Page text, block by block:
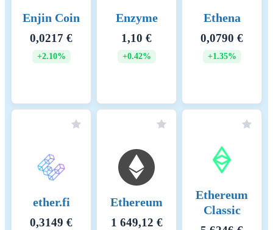
Enjin Coin
0,0217 €
+2.10%
Enzyme
1,10 €
+0.42%
Ethena
0,0790 €
+1.35%
ether.fi
0,3149 €
Ethereum
1 649,12 €
Ethereum
Classic